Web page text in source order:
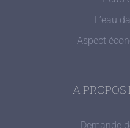
L’eau
Aspect
A PROPOS
Demande